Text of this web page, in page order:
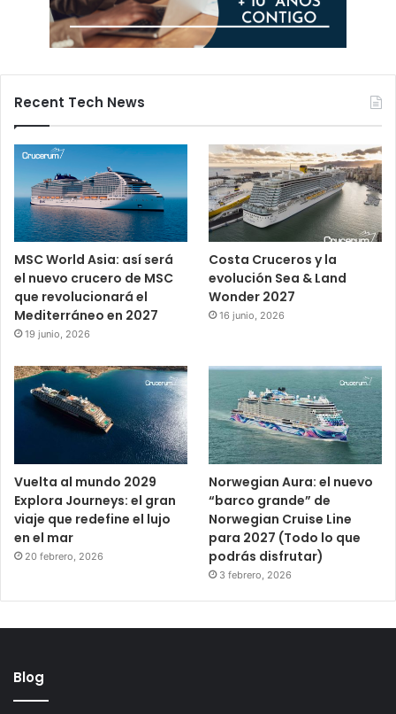
Recent Tech News
MSC World Asia: así será
el nuevo crucero de MSC
que revolucionará el
Mediterráneo en 2027
19 junio, 2026
Costa Cruceros y la
evolución Sea & Land
Wonder 2027
16 junio, 2026
Vuelta al mundo 2029
Explora Journeys: el gran
viaje que redefine el lujo
en el mar
20 febrero, 2026
Norwegian Aura: el nuevo
“barco grande” de
Norwegian Cruise Line
para 2027 (Todo lo que
podrás disfrutar)
3 febrero, 2026
Blog